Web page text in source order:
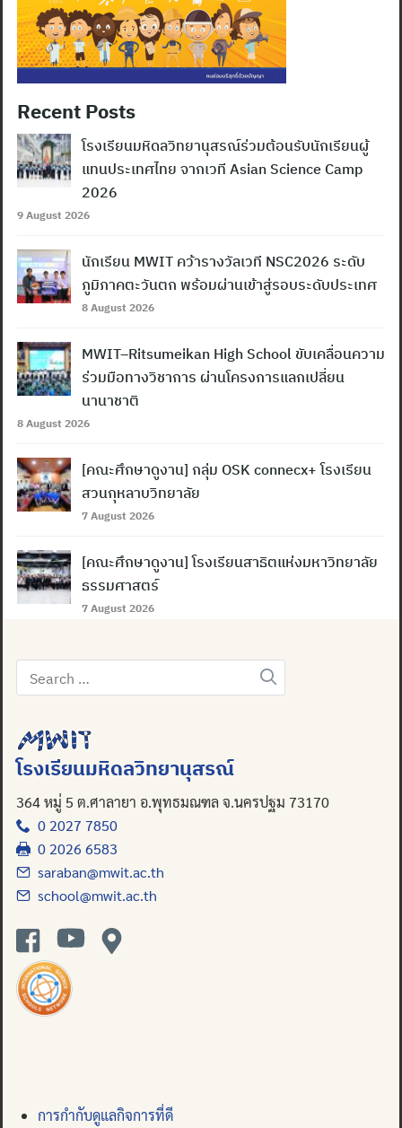
Search
for:
Recent Posts
โรงเรียนมหิดลวิทยานุสรณ์ร่วมต้อนรับนักเรียนผู้
แทนประเทศไทย จากเวที Asian Science Camp
2026
9 August 2026
นักเรียน MWIT คว้ารางวัลเวที NSC2026 ระดับ
ภูมิภาคตะวันตก พร้อมผ่านเข้าสู่รอบระดับประเทศ
8 August 2026
MWIT–Ritsumeikan High School ขับเคลื่อนความ
ร่วมมือทางวิชาการ ผ่านโครงการแลกเปลี่ยน
นานาชาติ
8 August 2026
[คณะศึกษาดูงาน] กลุ่ม OSK connecx+ โรงเรียน
สวนกุหลาบวิทยาลัย
7 August 2026
[คณะศึกษาดูงาน] โรงเรียนสาธิตแห่งมหาวิทยาลัย
ธรรมศาสตร์
7 August 2026
Search
for:
โรงเรียนมหิดลวิทยานุสรณ์
364 หมู่ 5 ต.ศาลายา อ.พุทธมณฑล จ.นครปฐม 73170
0 2027 7850
0 2026 6583
saraban@mwit.ac.th
school@mwit.ac.th
การกำกับดูแลกิจการที่ดี